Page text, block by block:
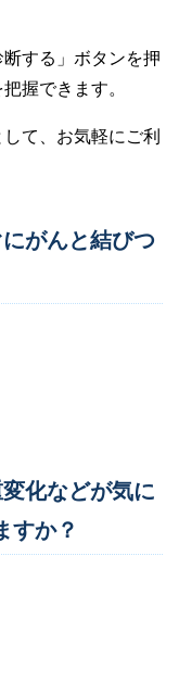
する」ボタンを押
握できます。
て、お気軽にご利
がんと結びつ
化などが気に
すか？